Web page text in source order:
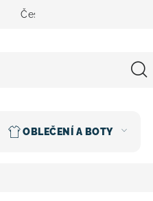
Čeština
OBLEČENÍ A BOTY